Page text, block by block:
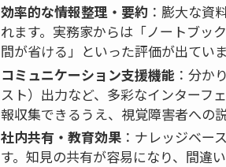
効率的な情報整理・要約 ：膨大な資
れます。実務家からは「ノートブッ
間が省ける」といった評価が出ていま
コミュニケーション支援機能：分か
スト）出力など、多彩なインターフ
報収集できるうえ、視覚障害者への
社内共有・教育効果：ナレッジベー
す。知見の共有が容易になり、間違